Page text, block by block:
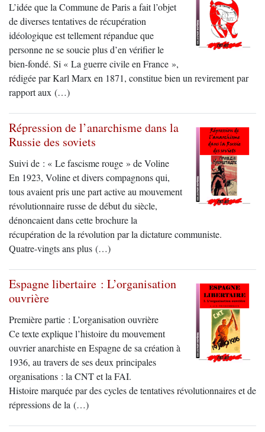
L’idée que la Commune de Paris a fait l’objet
de diverses tentatives de récupération
idéologique est tellement répandue que
personne ne se soucie plus d’en vérifier le
bien-fondé. Si « La guerre civile en France »,
rédigée par Karl Marx en 1871, constitue bien un revirement par
rapport aux (…)
Répression de l’anarchisme dans la
Russie des soviets
Suivi de : « Le fascisme rouge » de Voline
En 1923, Voline et divers compagnons qui,
tous avaient pris une part active au mouvement
révolutionnaire russe de début du siècle,
dénoncaient dans cette brochure la
récupération de la révolution par la dictature communiste.
Quatre-vingts ans plus (…)
Espagne libertaire : L’organisation
ouvrière
Première partie : L’organisation ouvrière
Ce texte explique l’histoire du mouvement
ouvrier anarchiste en Espagne de sa création à
1936, au travers de ses deux principales
organisations : la CNT et la FAI.
Histoire marquée par des cycles de tentatives révolutionnaires et de
répressions de la (…)